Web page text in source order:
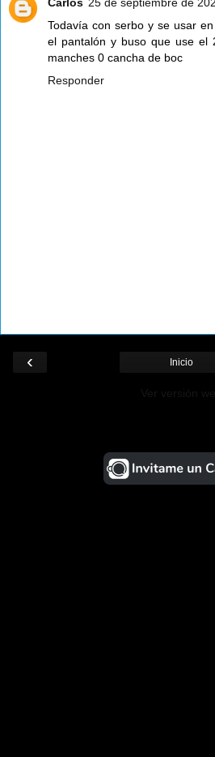
Carlos 25 de septiembre de
Todavía con serbo y se usar
el pantalón y buso que use el
manches 0 cancha de boc
Responder
‹ Inicio